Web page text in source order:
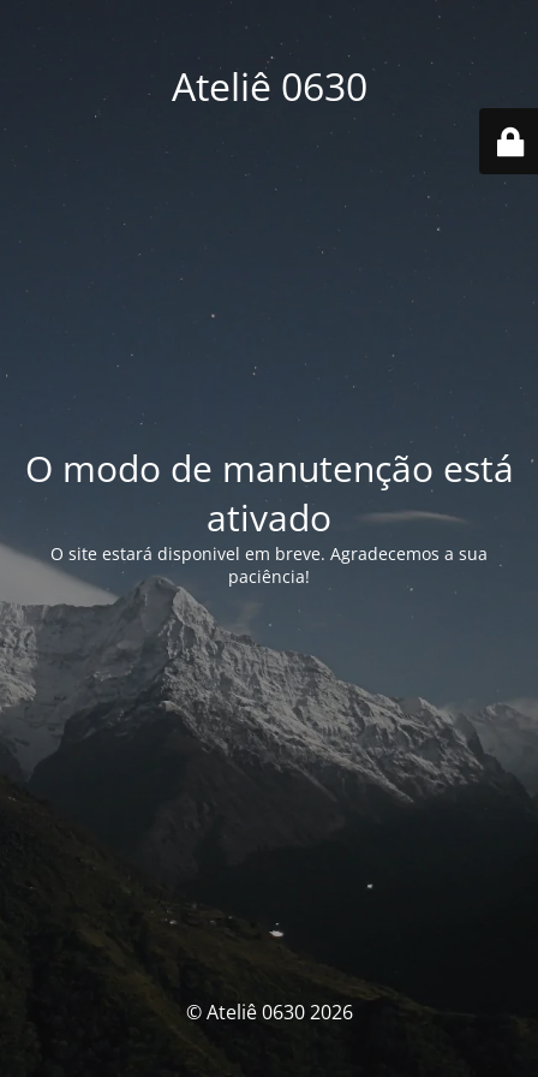
Ateliê 0630
O modo de manutenção está
ativado
O site estará disponivel em breve. Agradecemos a sua
paciência!
© Ateliê 0630 2026